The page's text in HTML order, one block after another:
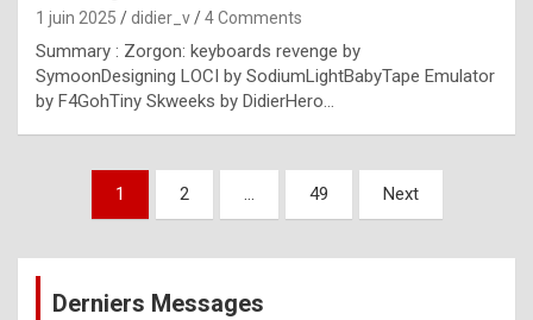
l
e
x
a
1 juin 2025 didier_v 4 Comments
Summary : Zorgon: keyboards revenge by
SymoonDesigning LOCI by SodiumLightBabyTape Emulator
by F4GohTiny Skweeks by DidierHero…
Pagination
publications
1 2 … 49 Next
Derniers Messages